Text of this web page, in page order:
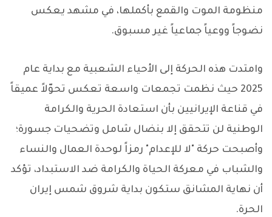
منظومة الموت والقمع بأكملها، في مشهد يعكس
نضوجاً ووعياً جماعياً غير مسبوق.
وامتدت هذه الحركة إلى الأحياء الشعبية مع بداية عام
2025 حيث نظمت تجمعات واسعة تعكس تحوّلاً عميقاً
في قناعة الإيرانيين بأن استعادة الحرية والكرامة
الوطنية لن تتحقق إلا بنضال شامل وتضحيات جسورة؛
وأصبحت حركة "لا للإعدام" رمزاً لوحدة العمال والنساء
والشباب في معركة الحياة والكرامة ضد الاستبداد، تؤكد
أن نهاية المشانق ستكون بداية شروق شمس إيران
الحرة.